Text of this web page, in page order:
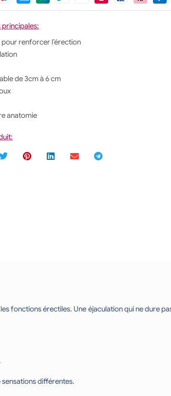
pour renforcer l’érection
de 3cm à 6 cm
anatomie
fonctions érectiles. Une éjaculation qui ne dure
différentes.